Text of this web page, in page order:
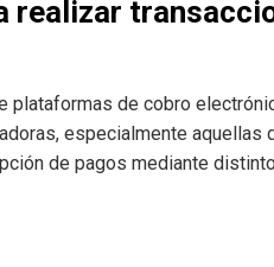
realizar
plataformas de cobro
especialmente aquellas
de pagos mediante